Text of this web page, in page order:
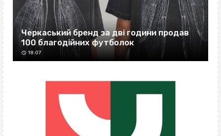
Черкаський бренд за дві години продав
100 благодійних футболок
18:07